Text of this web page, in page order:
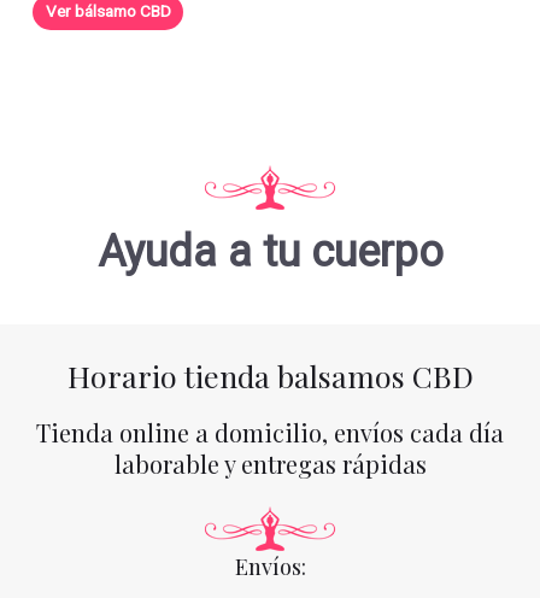
Ver bálsamo CBD
Ayuda a tu cuerpo
Horario tienda balsamos CBD
Tienda online a domicilio, envíos cada día
laborable y entregas rápidas
Envíos: